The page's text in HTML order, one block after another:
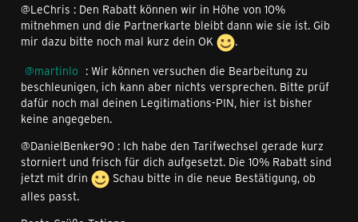
ein persönliches Angebot können wir dir nicht anbieten,
ein CB Code kann mit gedeckelten 10% Rabatt gewährt
werden. Freundeskreisrabatte beliben bei Tarifwechsel
erhalten, ebenso der Magenta Vorteil kann nach einem
Wechsel wieder gewährt werden.
Hallo @Ontige ,
Besser als harob hätten wir es nicht sagen könnnen.
aendyafterdark
@LeChris : Den Rabatt können wir in Höhe von 10%
mitnehmen und die Partnerkarte bleibt dann wie sie ist. Gib
mir dazu bitte noch mal kurz dein OK
.
martinlo : Wir können versuchen die Bearbeitung zu
beschleunigen, ich kann aber nichts versprechen. Bitte prüf
dafür noch mal deinen Legitimations-PIN, hier ist bisher
keine angegeben.
@DanielBenker90 : Ich habe den Tarifwechsel gerade kurz
storniert und frisch für dich aufgesetzt. Die 10% Rabatt sind
jetzt mit drin
Schau bitte in die neue Bestätigung, ob
alles passt.